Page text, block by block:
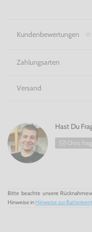
Kundenbewertungen
Zahlungsarten
Versand
Hast Du
Chris
Bitte beachte unsere
Hinweise in Hinweise zur